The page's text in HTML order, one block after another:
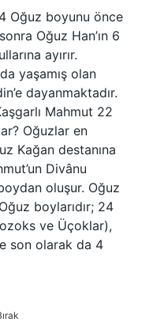
Oğuz boyunu önce
Oğuz Han’ın 6
ayırır.
yaşamış olan
dayanmaktadır.
Mahmut 22
Oğuzlar en
Kağan destanına
Divânu
oluşur. Oğuz
boylarıdır; 24
ve Üçoklar),
son olarak da 4